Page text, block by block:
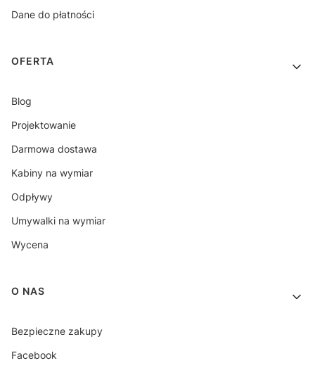
Dane do płatności
OFERTA
Blog
Projektowanie
Darmowa dostawa
Kabiny na wymiar
Odpływy
Umywalki na wymiar
Wycena
O NAS
Bezpieczne zakupy
Facebook